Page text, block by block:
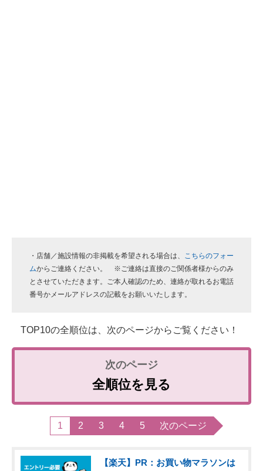
・店舗／施設情報の非掲載を希望される場合は、 こちらのフォー
ムからご連絡ください。 ※ご連絡は直接のご関係者様からのみ
とさせていただきます。ご本人確認のため、連絡が取れるお電話
番号かメールアドレスの記載をお願いいたします。
TOP10の全順位は、次のページからご覧ください！
全順位を見る
1 2 3 4 5 次のページ
【楽天】PR：お買い物マラソンは